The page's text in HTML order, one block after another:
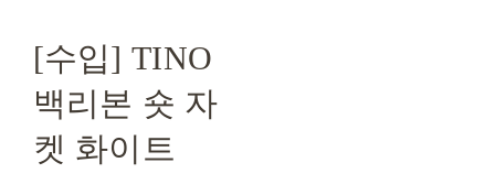
[수입] TINO
백리본 숏 자
켓 화이트